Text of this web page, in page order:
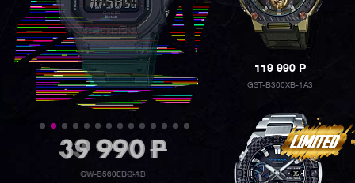
39 990P
GW-B5600BC-1B
119 990P
GST-B300XB-1A3